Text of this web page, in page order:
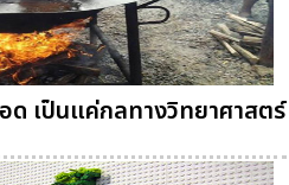
ด เป็นแค่กลทางวิทยาศาสตร์